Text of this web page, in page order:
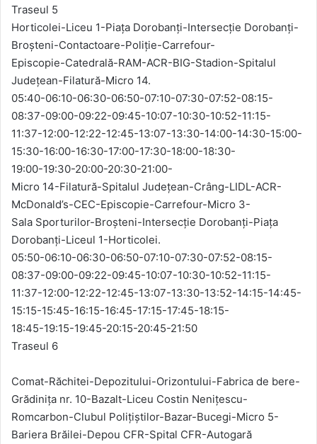
Traseul 5
Horticolei-Liceu 1-Piața Dorobanți-Intersecție Dorobanți-
Broșteni-Contactoare-Poliție-Carrefour-
Episcopie-Catedrală-RAM-ACR-BIG-Stadion-Spitalul
Județean-Filatură-Micro 14.
05:40-06:10-06:30-06:50-07:10-07:30-07:52-08:15-
08:37-09:00-09:22-09:45-10:07-10:30-10:52-11:15-
11:37-12:00-12:22-12:45-13:07-13:30-14:00-14:30-15:00-
15:30-16:00-16:30-17:00-17:30-18:00-18:30-
19:00-19:30-20:00-20:30-21:00-
Micro 14-Filatură-Spitalul Județean-Crâng-LIDL-ACR-
McDonald’s-CEC-Episcopie-Carrefour-Micro 3-
Sala Sporturilor-Broșteni-Intersecție Dorobanți-Piața
Dorobanți-Liceul 1-Horticolei.
05:50-06:10-06:30-06:50-07:10-07:30-07:52-08:15-
08:37-09:00-09:22-09:45-10:07-10:30-10:52-11:15-
11:37-12:00-12:22-12:45-13:07-13:30-13:52-14:15-14:45-
15:15-15:45-16:15-16:45-17:15-17:45-18:15-
18:45-19:15-19:45-20:15-20:45-21:50
Traseul 6
Comat-Răchitei-Depozitului-Orizontului-Fabrica de bere-
Grădinița nr. 10-Bazalt-Liceu Costin Nenițescu-
Romcarbon-Clubul Poliţiştilor-Bazar-Bucegi-Micro 5-
Bariera Brăilei-Depou CFR-Spital CFR-Autogară